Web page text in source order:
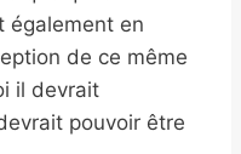
également en
de ce même
il devrait
pouvoir être